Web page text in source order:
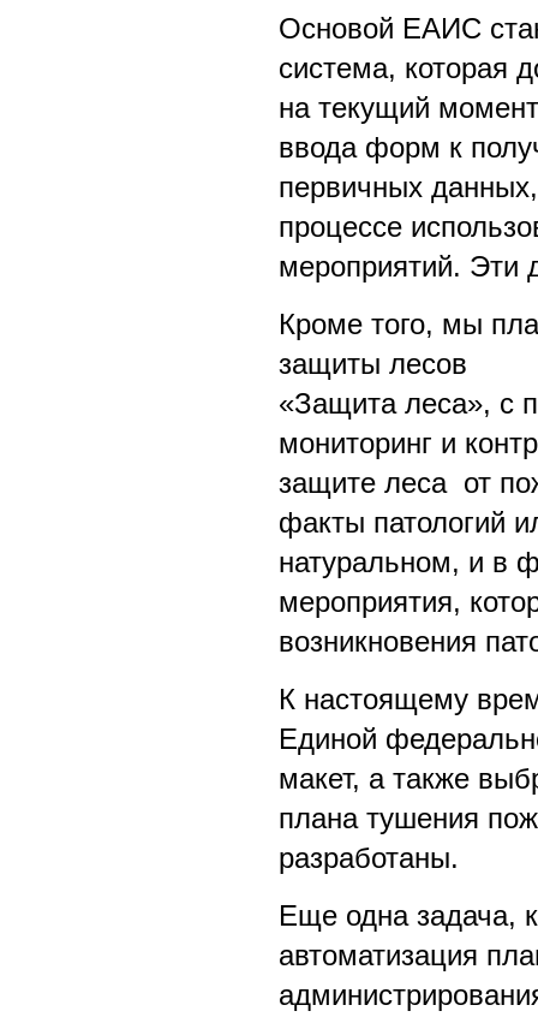
Основой ЕАИС
система, которая
на текущий
ввода форм к
первичных
процессе
мероприятий. Эти
Кроме того, мы
защиты лесов
«Защита леса», с
мониторинг и
защите леса от
факты патологий
натуральном, и в
мероприятия,
возникновения
К настоящему
Единой
макет, а также
плана тушения
разработаны.
Еще одна задача,
автоматизация